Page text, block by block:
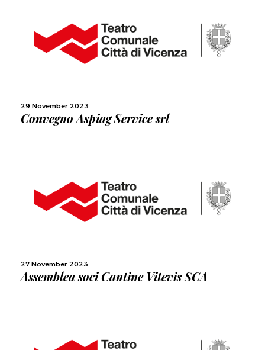
29 November 2023
Convegno Aspiag Service srl
MORE
27 November 2023
Assemblea soci Cantine Vitevis SCA
MORE